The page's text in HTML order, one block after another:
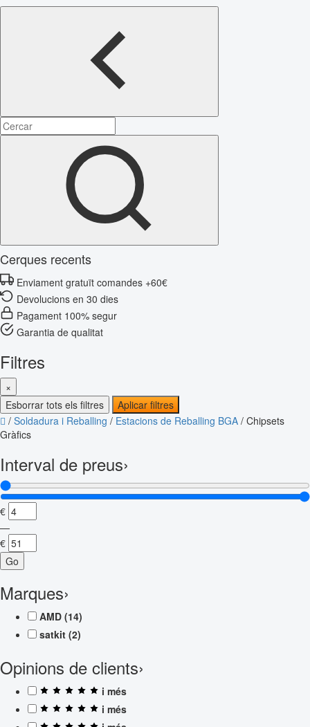
Cerques recents
Enviament gratuït comandes +60€
Devolucions en 30 dies
Pagament 100% segur
Garantia de qualitat
Filtres
×
Esborrar tots els filtres
Aplicar filtres
/ Soldadura i Reballing / Estacions de Reballing BGA / Chipsets
Gràfics
Interval de preus›
€
—
€
Go
Marques›
AMD (14)
satkit (2)
Opinions de clients›
i més
i més